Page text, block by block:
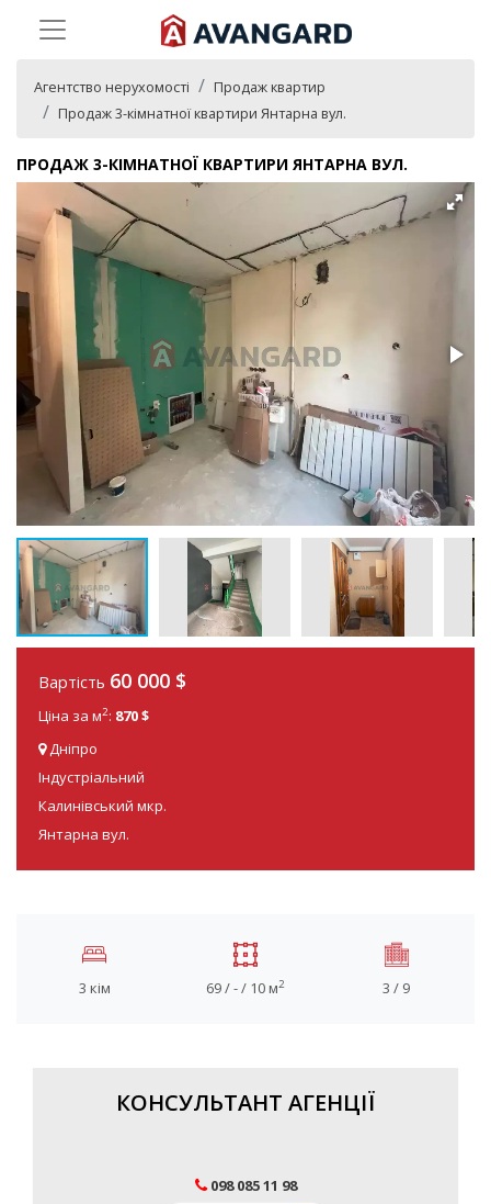
Агентство нерухомості
Продаж квартир
Продаж 3-кімнатної квартири Янтарна вул.
ПРОДАЖ 3-КІМНАТНОЇ КВАРТИРИ ЯНТАРНА ВУЛ.
Вартість 60 000 $
Ціна за м2: 870 $
Дніпро
Індустріальний
Калинівський мкр.
Янтарна вул.
3 кім 69 / - / 10 м2 3 / 9
КОНСУЛЬТАНТ АГЕНЦІЇ
098 085 11 98